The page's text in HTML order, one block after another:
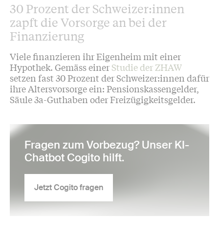
30 Prozent der Schweizer:innen
zapft die Vorsorge an bei der
Finanzierung
Viele finanzieren ihr Eigenheim mit einer
Hypothek. Gemäss einerStudie der ZHAW
setzen fast 30 Prozent der Schweizer:innen dafür
ihre Altersvorsorge ein: Pensionskassengelder,
Säule 3a-Guthaben oder Freizügigkeitsgelder.
Fragen zum Vorbezug? Unser KI-
Chatbot Cogito hilft.
Jetzt Cogito fragen